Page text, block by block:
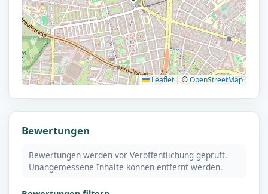
Leaflet|©OpenStreetMap
Bewertungen
Bewertungen werden vor Veröffentlichung geprüft.
Unangemessene Inhalte können entfernt werden.